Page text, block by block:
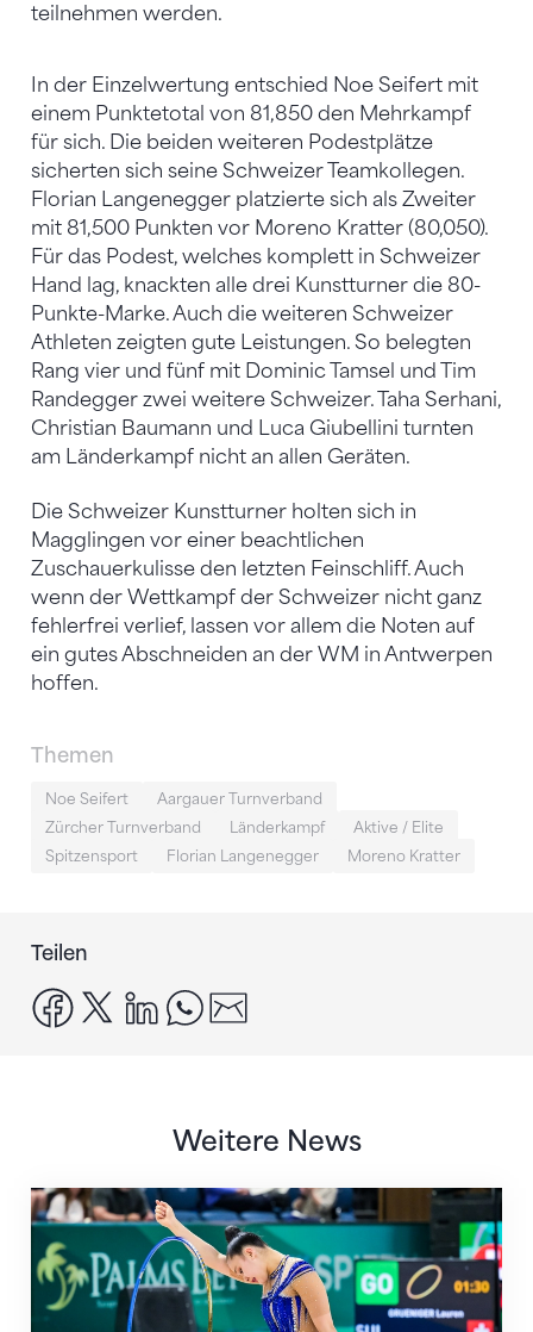
teilnehmen werden.
In der Einzelwertung entschied Noe Seifert mit
einem Punktetotal von 81,850 den Mehrkampf
für sich. Die beiden weiteren Podestplätze
sicherten sich seine Schweizer Teamkollegen.
Florian Langenegger platzierte sich als Zweiter
mit 81,500 Punkten vor Moreno Kratter (80,050).
Für das Podest, welches komplett in Schweizer
Hand lag, knackten alle drei Kunstturner die 80-
Punkte-Marke. Auch die weiteren Schweizer
Athleten zeigten gute Leistungen. So belegten
Rang vier und fünf mit Dominic Tamsel und Tim
Randegger zwei weitere Schweizer. Taha Serhani,
Christian Baumann und Luca Giubellini turnten
am Länderkampf nicht an allen Geräten.
Die Schweizer Kunstturner holten sich in
Magglingen vor einer beachtlichen
Zuschauerkulisse den letzten Feinschliff. Auch
wenn der Wettkampf der Schweizer nicht ganz
fehlerfrei verlief, lassen vor allem die Noten auf
ein gutes Abschneiden an der WM in Antwerpen
hoffen.
Themen
Noe Seifert
Aargauer Turnverband
Zürcher Turnverband
Länderkampf
Aktive / Elite
Spitzensport
Florian Langenegger Moreno Kratter
Teilen
facebook
x linkedinwhatsapp
Weitere News
Nächster Halt: Weltmeisterschaft